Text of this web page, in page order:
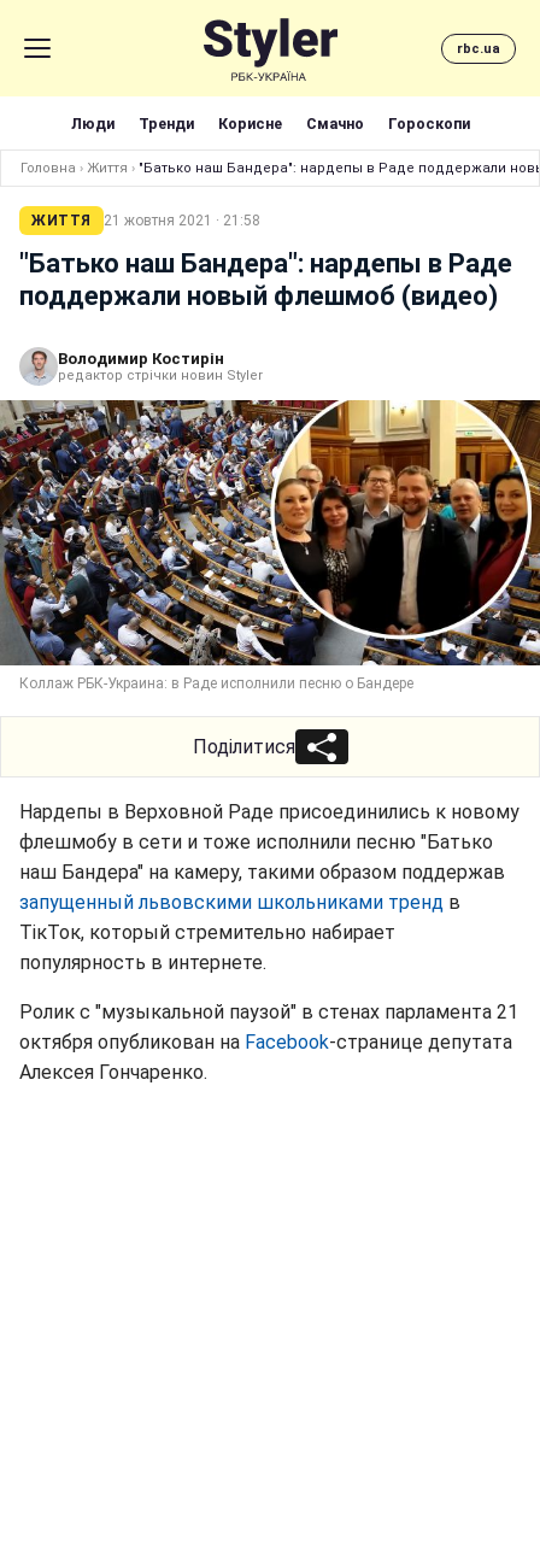
rbc.ua
Люди Тренди Корисне Смачно Гороскопи
Головна › Життя › "Батько наш Бандера": нардепы в Раде поддержали
ЖИТТЯ 21 жовтня 2021 · 21:58
"Батько наш Бандера": нардепы в Раде
поддержали новый флешмоб (видео)
Володимир Костирін
редактор стрічки новин Styler
Коллаж РБК-Украина: в Раде исполнили песню о Бандере
Поділитися
Нардепы в Верховной Раде присоединились к новому
флешмобу в сети и тоже исполнили песню "Батько
наш Бандера" на камеру, такими образом поддержав
запущенный львовскими школьниками тренд в
ТікТок, который стремительно набирает
популярность в интернете.
Ролик с "музыкальной паузой" в стенах парламента 21
октября опубликован на Facebook-странице депутата
Алексея Гончаренко.